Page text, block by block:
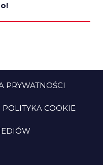
PRYWATNOŚCI
POLITYKA COOKIE